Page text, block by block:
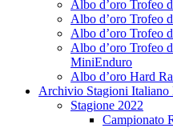
Albo d’oro Trofeo
Albo d’oro Trofeo
Albo d’oro Trofeo
Albo d’oro Trofeo
MiniEnduro
Albo d’oro Hard
Archivio Stagioni Italiano
Stagione 2022
Campionato